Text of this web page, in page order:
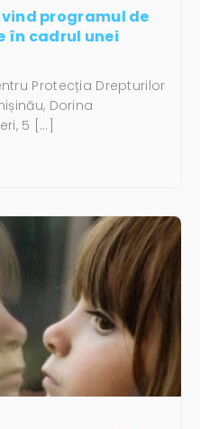
programul de
în cadrul unei
Protecția Drepturilor
Dorina
5 […]